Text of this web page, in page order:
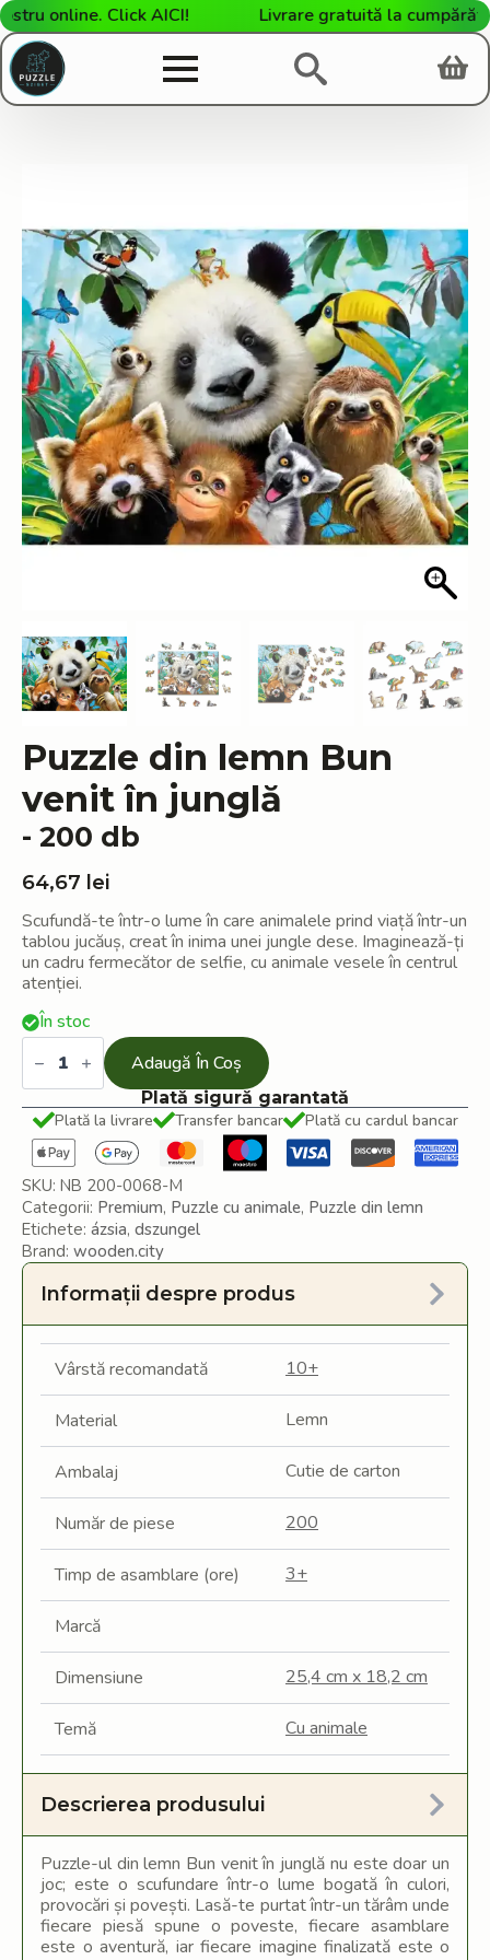
online. Click AICI! Livrare gratuită la
Puzzle din lemn Bun
venit în junglă
- 200 db
64,67 lei
Scufundă-te într-o lume în care animalele prind viață într-un
tablou jucăuș, creat în inima unei jungle dese. Imaginează-ți
un cadru fermecător de selfie, cu animale vesele în centrul
atenției.
În stoc
Cantitate
Puzzle
lemn
Bun
venit
în
junglă
Adaugă În Coș
Plată sigură garantată
Plată la livrare
Transfer bancar Plată cu cardul bancar
SKU: NB 200-0068-M
Categorii: Premium, Puzzle cu animale, Puzzle din lemn
Etichete: ázsia, dszungel
Brand: wooden.city
Informații despre produs
Vârstă recomandată 10+
Material Lemn
Ambalaj Cutie de carton
Număr de piese 200
Timp de asamblare (ore) 3+
Marcă
Dimensiune 25,4 cm x 18,2 cm
Temă Cu animale
Descrierea produsului
Puzzle-ul din lemn Bun venit în junglă nu este doar un
joc; este o scufundare într-o lume bogată în culori,
provocări și povești. Lasă-te purtat într-un tărâm unde
fiecare piesă spune o poveste, fiecare asamblare
este o aventură, iar fiecare imagine finalizată este o